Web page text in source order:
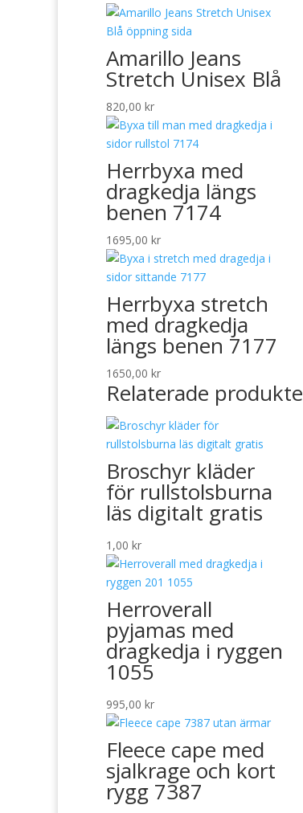
Amarillo Jeans
Stretch Unisex Blå
820,00 kr
Herrbyxa med
dragkedja längs
benen 7174
1695,00 kr
Herrbyxa stretch
med dragkedja
längs benen 7177
1650,00 kr
Relaterade
Broschyr kläder
för rullstolsburna
läs digitalt gratis
1,00 kr
Herroverall
pyjamas med
dragkedja i ryggen
1055
995,00 kr
Fleece cape med
sjalkrage och kort
rygg 7387